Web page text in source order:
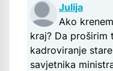
Julija
Ako
kraj? Da proširim
kadroviranje
savjetnika